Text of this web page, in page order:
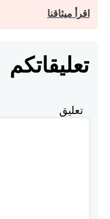
اقرأ ميثاقنا
تعليقاتكم
تعليق